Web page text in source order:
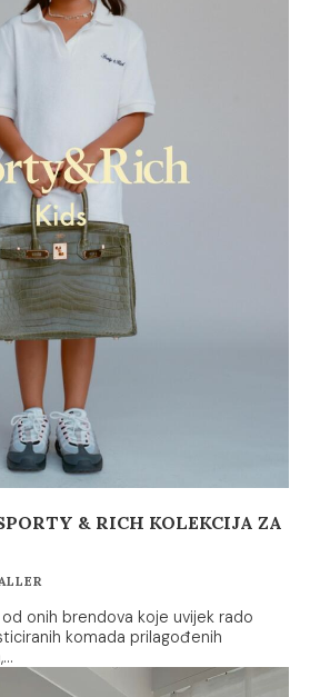
& RICH KOLEKCIJA ZA
onih brendova koje uvijek rado
komada prilagođenih